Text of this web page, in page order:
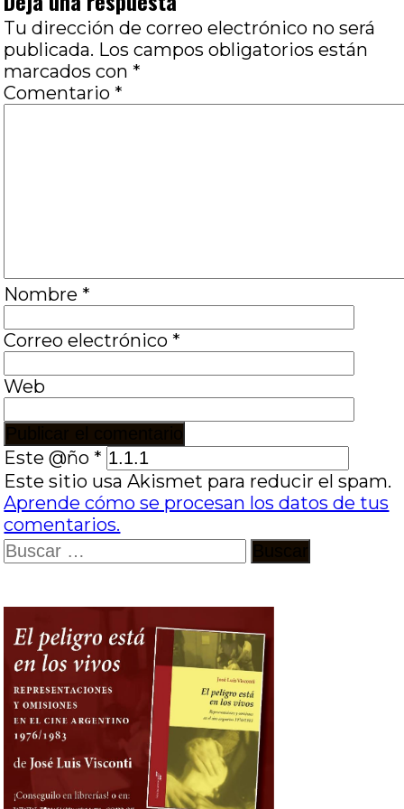
Tu dirección de correo electrónico no será
publicada. Los campos obligatorios están
marcados con *
Comentario *
Nombre *
Correo electrónico *
Web
Este @ño *
Este sitio usa Akismet para reducir el spam.
Aprende cómo se procesan los datos de tus
comentarios.
Buscar: